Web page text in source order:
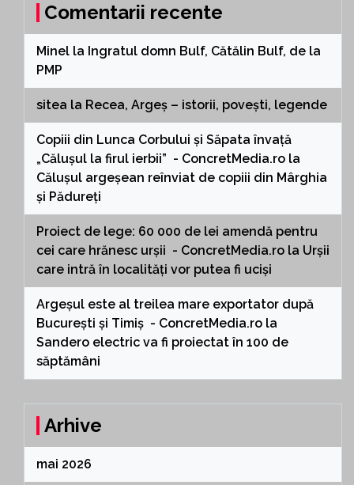
Comentarii recente
Minel la Ingratul domn Bulf, Cătălin Bulf, de la
PMP
sitea la Recea, Argeș – istorii, povești, legende
Copiii din Lunca Corbului și Săpata învață
„Călușul la firul ierbii” - ConcretMedia.ro la
Călușul argeșean reînviat de copiii din Mârghia
și Pădureți
Proiect de lege: 60 000 de lei amendă pentru
cei care hrănesc urșii - ConcretMedia.ro la Urșii
care intră în localități vor putea fi uciși
Argeșul este al treilea mare exportator după
București și Timiș - ConcretMedia.ro la
Sandero electric va fi proiectat în 100 de
săptămâni
Arhive
mai 2026